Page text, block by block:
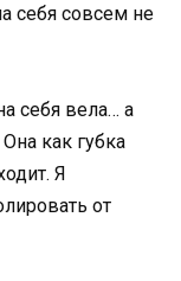
себя совсем не
себя вела… а
как губка
Я
от